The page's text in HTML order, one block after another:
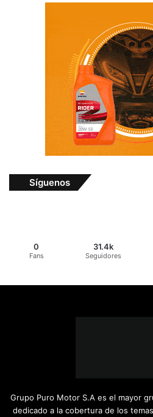
Síguenos
0
Fans
31.4k
Seguidores
Grupo Puro Motor S.A es el mayor
dedicado a la cobertura de los